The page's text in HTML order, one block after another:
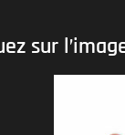
sur